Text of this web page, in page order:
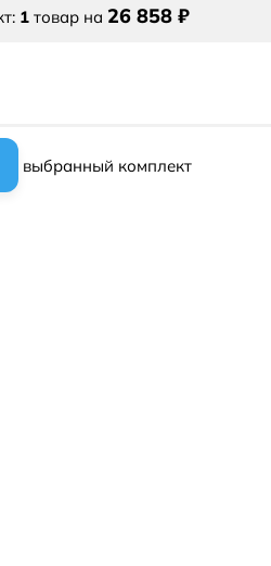
1 товар на 26 858 ₽
выбранный комплект